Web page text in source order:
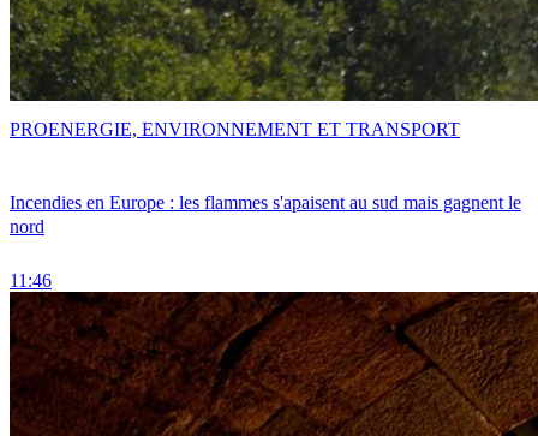
Incendies en Europe : les flammes s'apaisent au sud mais gagnent le
nord
11:46
PROENERGIE, ENVIRONNEMENT ET TRANSPORT